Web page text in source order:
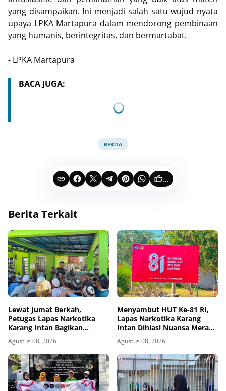
yang disampaikan. Ini menjadi salah satu wujud nyata
upaya LPKA Martapura dalam mendorong pembinaan
yang humanis, berintegritas, dan bermartabat.
- LPKA Martapura
BACA JUGA:
BERITA
...
Berita Terkait
Lewat Jumat Berkah,
Petugas Lapas Narkotika
Karang Intan Bagikan
Makanan Kepada Warga
Binaan
Agustus 08, 2026
Menyambut HUT Ke-81 RI,
Lapas Narkotika Karang
Intan Dihiasi Nuansa Merah
Putih
Agustus 08, 2026